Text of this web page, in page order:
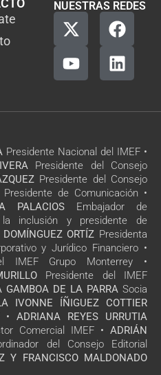
NUESTRAS REDES
Presidente Nacional del IMEF •
Presidente del Consejo
Presidente del Consejo
Presidente de Comunicación •
PALACIOS Embajador de
inclusión y presidente de
ORTÍZ Presidenta
y Jurídico Financiero •
IMEF Grupo Monterrey •
Presidente del IMEF
GAMBOA DE LA PARRA Socia
IVONNE ÍÑIGUEZ COTTIER
• ADRIANA REYES URRUTIA
Comercial IMEF • ADRIÁN
del Consejo Editorial
Y FRANCISCO MALDONADO